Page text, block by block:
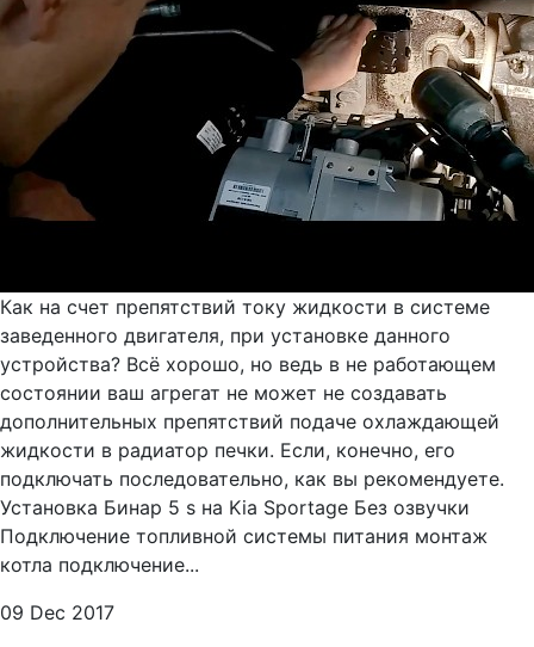
Как на счет препятствий току жидкости в системе
заведенного двигателя, при установке данного
устройства? Всё хорошо, но ведь в не работающем
состоянии ваш агрегат не может не создавать
дополнительных препятствий подаче охлаждающей
жидкости в радиатор печки. Если, конечно, его
подключать последовательно, как вы рекомендуете.
Установка Бинар 5 s на Kia Sportage Без озвучки
Подключение топливной системы питания монтаж
котла подключение...
09 Dec 2017